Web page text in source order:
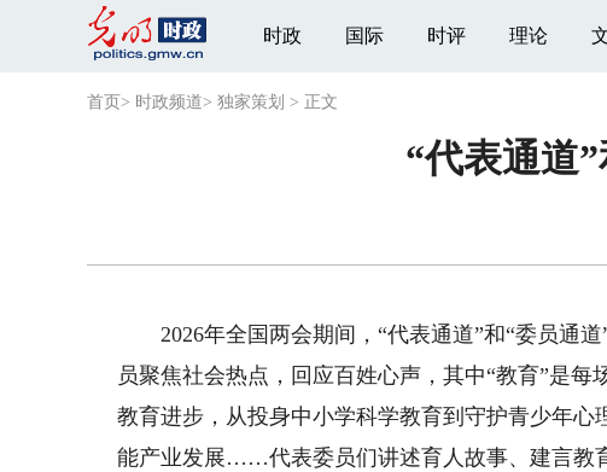
时政 国际 时评 理论
首页 > 时政频道> 独家策划 > 正文
“代表通道
2026年全国两会期间，“代表通道”和“委员通道
员聚焦社会热点，回应百姓心声，其中“教育”是
教育进步，从投身中小学科学教育到守护青少年
能产业发展……代表委员们讲述育人故事、建言教